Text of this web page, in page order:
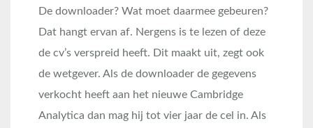
De downloader? Wat moet daarmee gebeuren?
Dat hangt ervan af. Nergens is te lezen of deze
de cv’s verspreid heeft. Dit maakt uit, zegt ook
de wetgever. Als de downloader de gegevens
verkocht heeft aan het nieuwe Cambridge
Analytica dan mag hij tot vier jaar de cel in. Als